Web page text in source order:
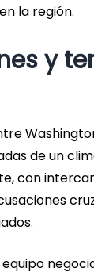
la región.
y
de un
con